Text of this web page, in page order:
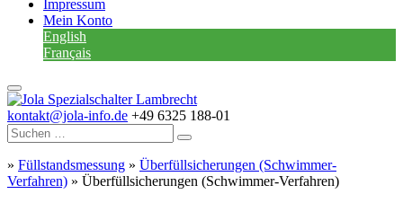
Impressum
Mein Konto
English
Français
kontakt@jola-info.de +49 6325 188-01
» Füllstandsmessung » Überfüllsicherungen (Schwimmer-
Verfahren) » Überfüllsicherungen (Schwimmer-Verfahren)